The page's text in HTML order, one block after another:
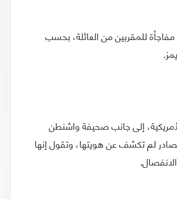
مفاجأة للمقربين من العائلة، بحسب
إلى جانب صحيفة واشنطن
لم تكشف عن هويتها، وتقول إنها